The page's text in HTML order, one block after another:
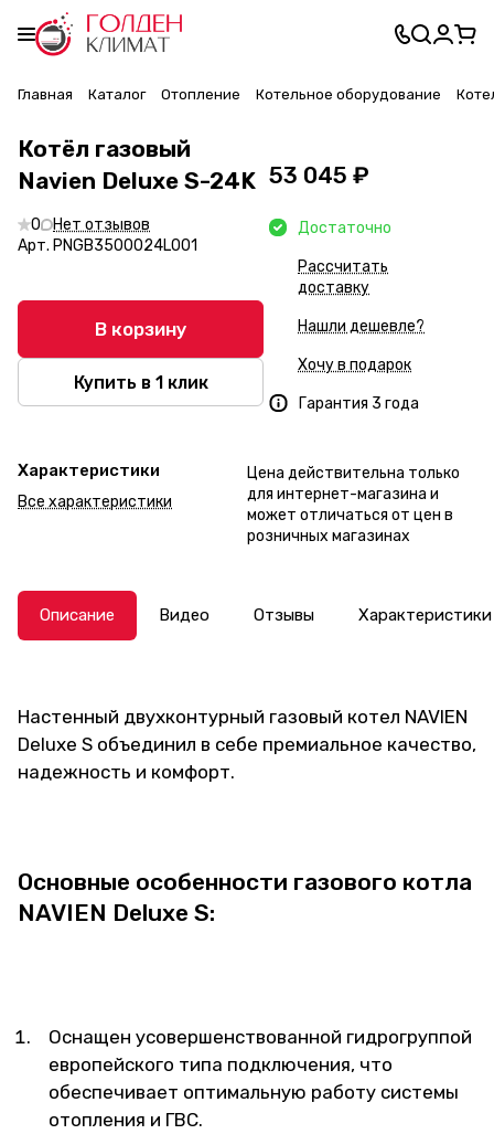
Главная Каталог Отопление Котельное оборудование
Котёл газовый
Navien Deluxe S-24K
0
Нет отзывов
Арт. PNGB3500024L001
В корзину
Купить в 1 клик
Характеристики
Все характеристики
53 045 ₽
Достаточно
Рассчитать
доставку
Нашли дешевле?
Хочу в подарок
Гарантия 3 года
Цена действительна только
для интернет-магазина и
может отличаться от цен в
розничных магазинах
Описание Видео Отзывы Характеристики
Настенный двухконтурный газовый котел NAVIEN
Deluxe S объединил в себе премиальное качество,
надежность и комфорт.
Основные особенности газового котла
NAVIEN Deluxe S:
Оснащен усовершенствованной гидрогруппой
европейского типа подключения, что
обеспечивает оптимальную работу системы
отопления и ГВС.